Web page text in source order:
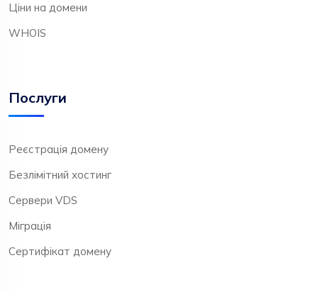
Ціни на домени
WHOIS
Послуги
Реєстрація домену
Безлімітний хостинг
Сервери VDS
Міграція
Сертифікат домену